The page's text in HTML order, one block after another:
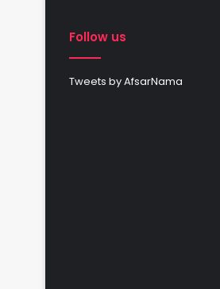
Follow us
Tweets by AfsarNama